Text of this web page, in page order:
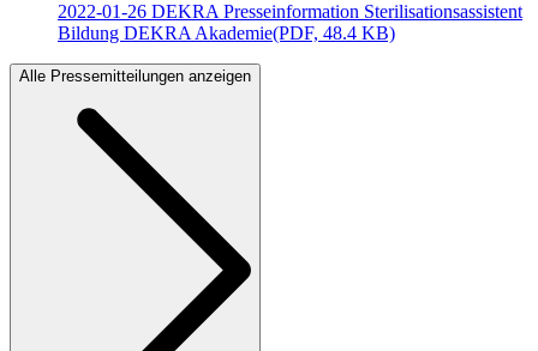
2022-01-26 DEKRA Presseinformation Sterilisationsassistent
Bildung DEKRA Akademie(PDF, 48.4 KB)
Alle Pressemitteilungen anzeigen